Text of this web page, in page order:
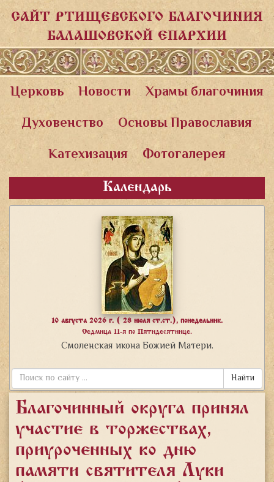
САЙТ РТИЩЕВСКОГО БЛАГОЧИНИЯ
БАЛАШОВСКОЙ ЕПАРХИИ
Церковь Новости
Храмы благочиния
Духовенство
Основы Православия
Катехизация
Фотогалерея
Календарь
10 августа 2026 г. ( 28 июля ст.ст.), понедельник.
Седмица 11-я по Пятидесятнице.
Смоленская икона Божией Матери.
Найти
Благочинный округа принял
участие в торжествах,
приуроченных ко дню
памяти святителя Луки